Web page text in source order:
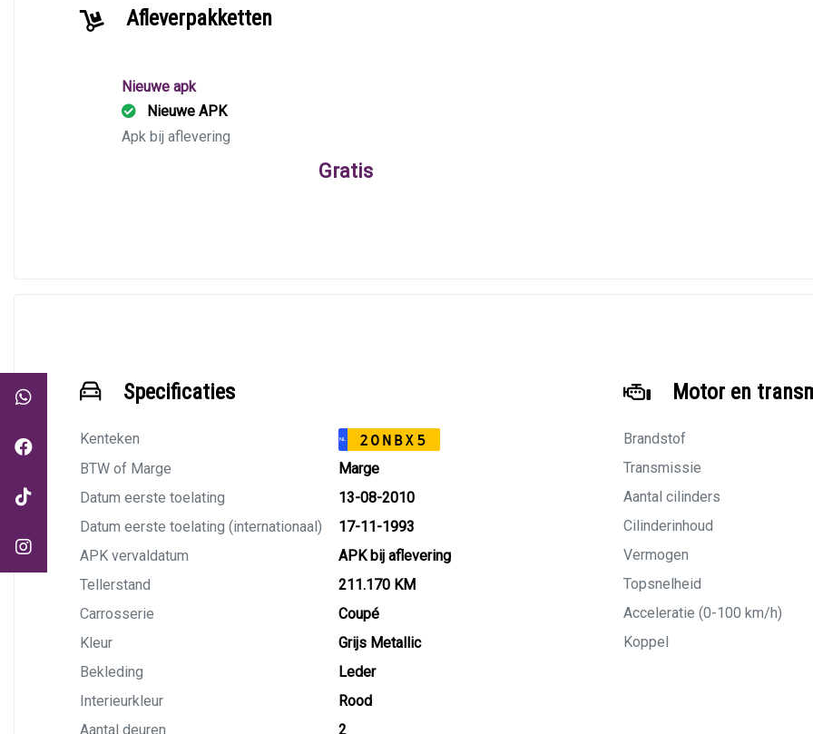
Afleverpakketten
Nieuwe apk
Nieuwe APK
Apk bij aflevering
Gratis
Specificaties
Kenteken NL 20NBX5
BTW of Marge
Marge
Datum eerste toelating
13-08-2010
Datum eerste toelating (internationaal)
17-11-1993
APK vervaldatum
APK bij aflevering
Tellerstand
211.170 KM
Carrosserie
Coupé
Kleur
Grijs Metallic
Bekleding
Leder
Interieurkleur
Rood
Aantal deuren
2
Motor en
Brandstof
Transmissie
Aantal cilinders
Cilinderinhoud
Vermogen
Topsnelheid
Acceleratie (0-100 km/h)
Koppel